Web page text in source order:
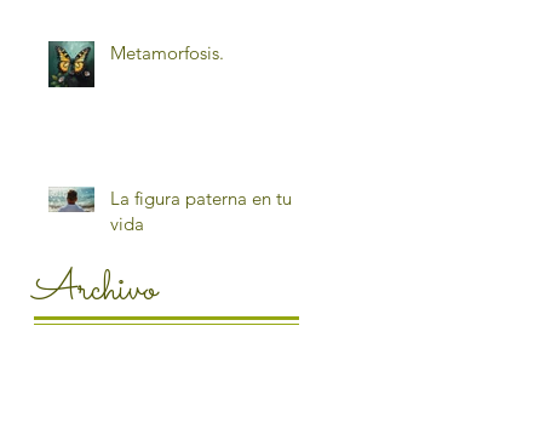
Metamorfosis.
La figura paterna en tu
vida
Archivo